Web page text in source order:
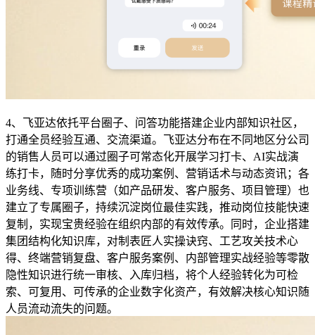
4、飞亚达依托平台圈子、问答功能搭建企业内部知识社区，
打通全员经验互通、交流渠道。飞亚达分布在不同地区分公司
的销售人员可以通过圈子可常态化开展学习打卡、AI实战演
练打卡，随时分享优秀的成功案例、营销话术与动态资讯；各
业务线、专项训练营（如产品研发、客户服务、项目管理）也
建立了专属圈子，持续沉淀岗位最佳实践，推动岗位技能快速
复制，实现宝贵经验在组织内部的有效传承。同时，企业搭建
集团结构化知识库，对制表匠人实操诀窍、工艺攻关技术心
得、终端营销复盘、客户服务案例、内部管理实战经验等零散
隐性知识进行统一审核、入库归档，将个人经验转化为可检
索、可复用、可传承的企业数字化资产，有效解决核心知识随
人员流动流失的问题。